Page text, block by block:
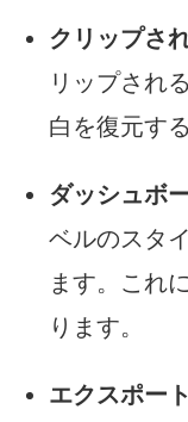
クリップさ
リップされ
白を復元す
ダッシュボ
ベルのスタ
ます。これ
ります。
エクスポー